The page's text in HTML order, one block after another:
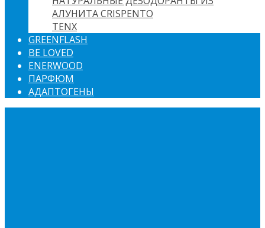
АЛУНИТА CRISPENTO
TENX
GREENFLASH
BE LOVED
ENERWOOD
ПАРФЮМ
АДАПТОГЕНЫ